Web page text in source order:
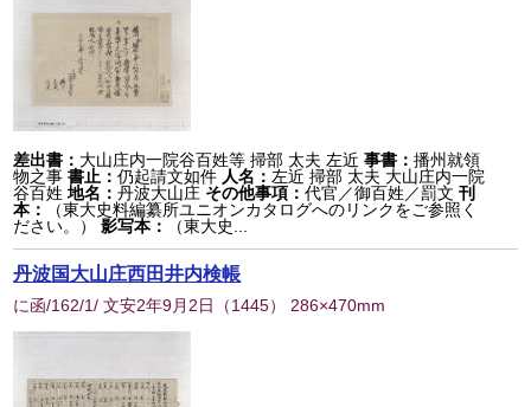
差出書： 大山庄内一院谷百姓等 掃部 太夫 左近 事書：播州就領
物之事書止：仍起請文如件 人名： 左近 掃部 太夫 大山庄内一院
谷百姓 地名：丹波大山庄 その他事項：代官／御百姓／罰文 刊
本：
（東大史料編纂所ユニオンカタログへのリンクをご参照く
ださい。）
影写本： （東大史...
丹波国大山庄西田井内検帳
に函/162/1/ 文安2年9月2日 （1445） 286×470mm